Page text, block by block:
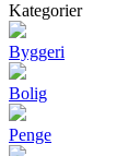
Kategorier
Byggeri
Bolig
Penge